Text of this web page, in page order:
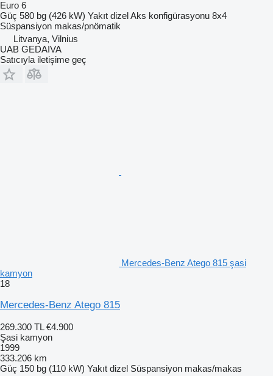
Euro 6
Güç 580 bg (426 kW) Yakıt dizelAks konfigürasyonu 8x4
Süspansiyon makas/pnömatik
Litvanya, Vilnius
UAB GEDAIVA
Satıcıyla iletişime geç
Mercedes-Benz Atego 815 şasi
kamyon
18
Mercedes-Benz Atego 815
269.300 TL €4.900
Şasi kamyon
1999
333.206 km
Güç 150 bg (110 kW) Yakıt dizel Süspansiyon makas/makas